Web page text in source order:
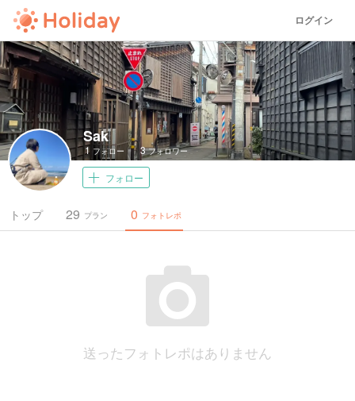
ログイン
Sak
1 フォロー 3フォロワー
フォロー
トップ プラン
29 フォトレポ
0
送ったフォトレポはありません